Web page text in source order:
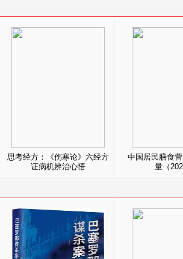
思考经方：《伤寒论》六经方
证病机辨治心悟
中国居民膳食
量（